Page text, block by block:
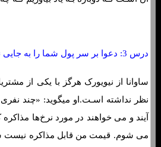
درس 3: دعوا بر سر پول شما را به جایی نمی رساند
ساوانا از نیویورک هرگز با یکی از
نظر نداشته اسـت.او میگوید: «چند
آیند و می خواهند در مورد نرخ‌ها
می شوم. قیمت من قابل مذاکره نیست